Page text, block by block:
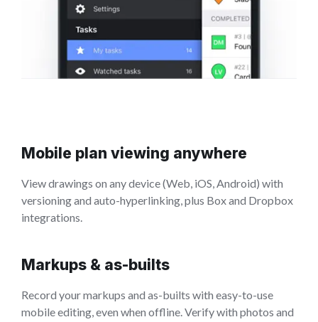
Mobile plan viewing anywhere
View drawings on any device (Web, iOS, Android) with
versioning and auto-hyperlinking, plus Box and Dropbox
integrations.
Markups & as-builts
Record your markups and as-builts with easy-to-use
mobile editing, even when offline. Verify with photos and